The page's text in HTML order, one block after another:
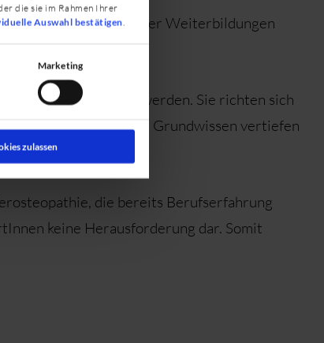
die sie im Rahmen Ihrer
Auswahl bestätigen
Marketing
zulassen
unserer Weiterbildungen
Abschluss besucht werden. Sie richten sich
TierärztInnen, die ihr Grundwissen vertiefen
die bereits Berufserfahrung
keine Herausforderung dar. Somit